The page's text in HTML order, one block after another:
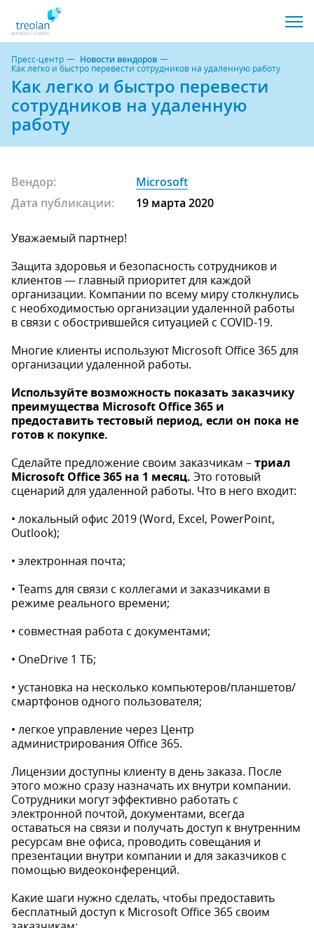
Пресс-центр Новости вендоров
Как легко и быстро перевести сотрудников на удаленную работу
Как легко и быстро перевести
сотрудников на удаленную
работу
Вендор:
Microsoft
Дата публикации:
19 марта 2020
Уважаемый партнер!
Защита здоровья и безопасность сотрудников и
клиентов — главный приоритет для каждой
организации. Компании по всему миру столкнулись
с необходимостью организации удаленной работы
в связи с обострившейся ситуацией с COVID-19.
Многие клиенты используют Microsoft Office 365 для
организации удаленной работы.
Используйте возможность показать заказчику
преимущества Microsoft Office 365 и
предоставить тестовый период, если он пока не
готов к покупке.
Сделайте предложение своим заказчикам –триал
Microsoft Office 365 на 1 месяц. Это готовый
сценарий для удаленной работы. Что в него входит:
• локальный офис 2019 (Word, Excel, PowerPoint,
Outlook);
• электронная почта;
• Teams для связи с коллегами и заказчиками в
режиме реального времени;
• совместная работа с документами;
• OneDrive 1 ТБ;
• установка на несколько компьютеров/планшетов/
смартфонов одного пользователя;
• легкое управление через Центр
администрирования Office 365.
Лицензии доступны клиенту в день заказа. После
этого можно сразу назначать их внутри компании.
Сотрудники могут эффективно работать с
электронной почтой, документами, всегда
оставаться на связи и получать доступ к внутренним
ресурсам вне офиса, проводить совещания и
презентации внутри компании и для заказчиков с
помощью видеоконференций.
Какие шаги нужно сделать, чтобы предоставить
бесплатный доступ к Microsoft Office 365 своим